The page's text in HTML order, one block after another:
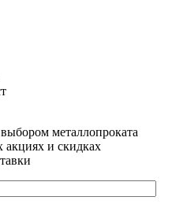
металлопроката
и скидках